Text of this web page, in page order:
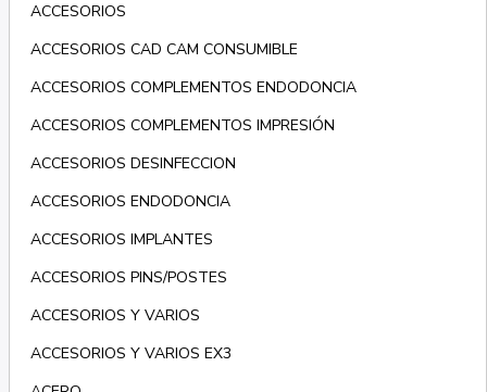
ACCESORIOS
ACCESORIOS CAD CAM CONSUMIBLE
ACCESORIOS COMPLEMENTOS ENDODONCIA
ACCESORIOS COMPLEMENTOS IMPRESIÓN
ACCESORIOS DESINFECCION
ACCESORIOS ENDODONCIA
ACCESORIOS IMPLANTES
ACCESORIOS PINS/POSTES
ACCESORIOS Y VARIOS
ACCESORIOS Y VARIOS EX3